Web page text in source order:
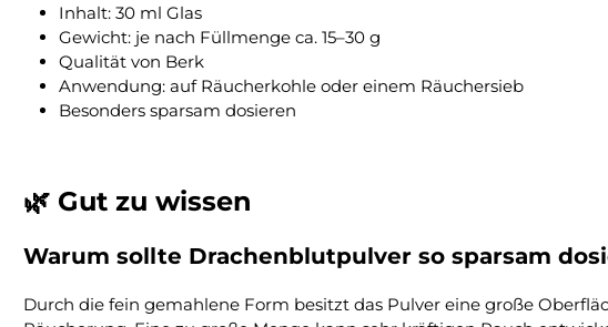
Inhalt: 30 ml Glas
Gewicht: je nach Füllmenge ca. 15–30 g
Qualität von Berk
Anwendung: auf Räucherkohle oder einem Räuchersieb
Besonders sparsam dosieren
🌿 Gut zu wissen
Warum sollte Drachenblutpulver so sparsam
Durch die fein gemahlene Form besitzt das Pulver eine große